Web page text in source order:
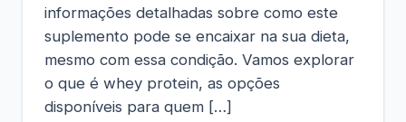
informações detalhadas sobre como este
suplemento pode se encaixar na sua dieta,
mesmo com essa condição. Vamos explorar
o que é whey protein, as opções
disponíveis para quem […]